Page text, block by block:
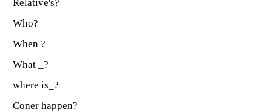
Relative's?
Who?
When ?
What _?
where is_?
Coner happen?